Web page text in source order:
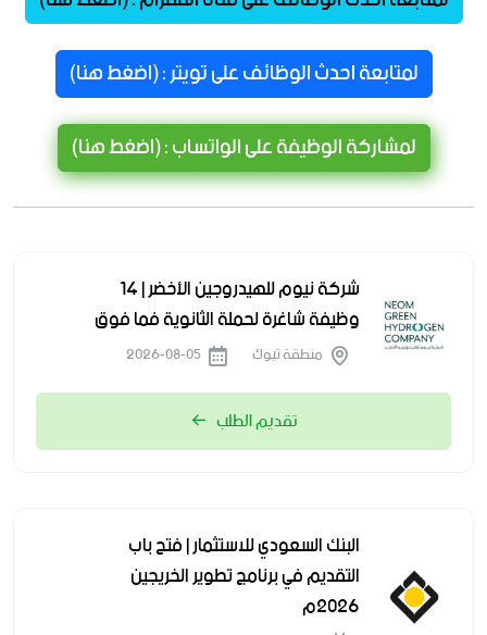
لمتابعة احدث الوظائف على تويتر : (اضغط هنا)
لمشاركة الوظيفة على الواتساب : (اضغط هنا)
شركة نيوم للهيدروجين الأخضر | 14
وظيفة شاغرة لحملة الثانوية فما فوق
منطقة تبوك
تقديم الطلب
البنك السعودي للاستثمار | فتح باب
التقديم في برنامج تطوير الخريجين
2026م